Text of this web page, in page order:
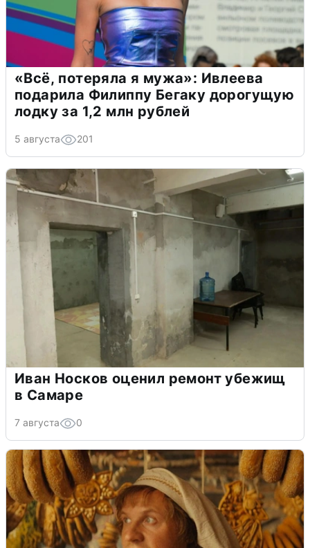
«Всё, потеряла я мужа»: Ивлеева
подарила Филиппу Бегаку дорогущую
лодку за 1,2 млн рублей
5 августа 201
Иван Носков оценил ремонт убежищ
в Самаре
7 августа 0